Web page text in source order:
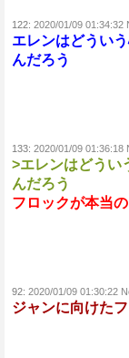
122: 2020/01/09 01:34:32
エレンはどうい
んだろう
133: 2020/01/09 01:36:18
>エレンはどうい
んだろう
フロックが本当
92: 2020/01/09 01:30:22
ジャンに向けた